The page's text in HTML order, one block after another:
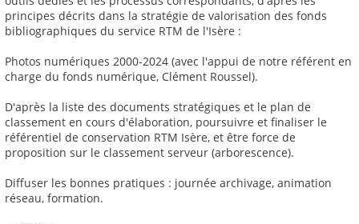
principes décrits dans la stratégie de valorisation des fonds
bibliographiques du service RTM de l'Isère :
Photos numériques 2000-2024 (avec l'appui de notre référent en
charge du fonds numérique, Clément Roussel).
D'après la liste des documents stratégiques et le plan de
classement en cours d'élaboration, poursuivre et finaliser le
référentiel de conservation RTM Isère, et être force de
proposition sur le classement serveur (arborescence).
Diffuser les bonnes pratiques : journée archivage, animation
réseau, formation.